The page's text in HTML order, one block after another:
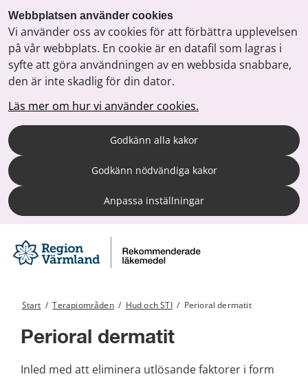
Webbplatsen använder cookies
Vi använder oss av cookies för att förbättra upplevelsen
på vår webbplats. En cookie är en datafil som lagras i
syfte att göra användningen av en webbsida snabbare,
den är inte skadlig för din dator.
Läs mer om hur vi använder cookies.
Godkänn alla kakor
Godkänn nödvändiga kakor
Anpassa inställningar
Start / Terapiområden / Hud och STI / Perioral dermatit
Perioral dermatit
Inled med att eliminera utlösande faktorer i form